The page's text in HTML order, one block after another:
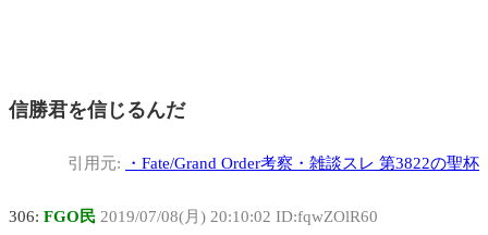
信勝君を信じるんだ
引用元: ・ Fate/Grand Order考察・雑談スレ 第3822の聖杯
306: FGO民 2019/07/08(月) 20:10:02 ID:fqwZOlR60